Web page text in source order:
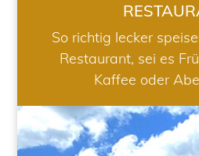
So richtig lecker
Restaurant, sei es
Kaffee oder